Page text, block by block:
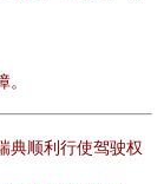
典顺利行使驾驶权